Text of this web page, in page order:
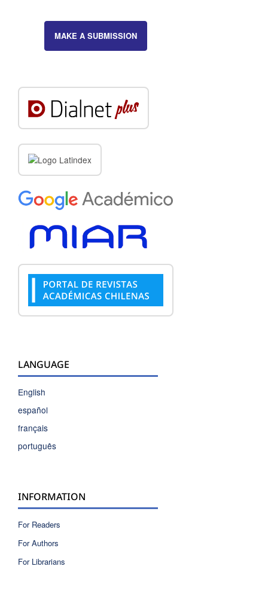
MAKE A SUBMISSION
LANGUAGE
English
español
français
português
INFORMATION
For Readers
For Authors
For Librarians